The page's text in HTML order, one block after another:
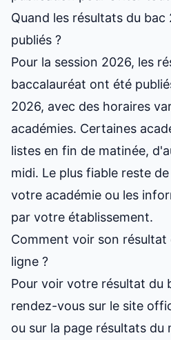
Quand les résultats du
publiés ?
Pour la session 2026, les
baccalauréat ont été
2026, avec des horaires
académies. Certaines
listes en fin de matinée,
midi. Le plus fiable reste
votre académie ou les
par votre établissement.
Comment voir son résultat
ligne ?
Pour voir votre résultat du
rendez-vous sur le site
ou sur la page résultats du